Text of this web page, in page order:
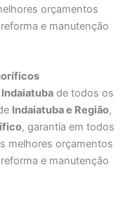
orçamentos
e manutenção
de todos os
Indaiatuba e Região,
, garantia em todos
melhores orçamentos
e manutenção